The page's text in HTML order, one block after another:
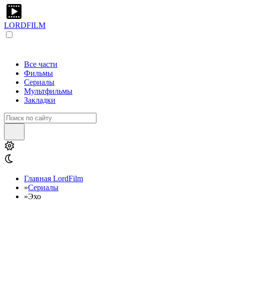
LORDFILM
Все части
Фильмы
Сериалы
Мультфильмы
Закладки
Главная LordFilm
»Сериалы
»Эхо